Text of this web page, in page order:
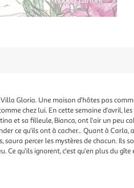
Gloria. Une maison d'hôtes pas
chez lui. En cette semaine d'avril,
et sa filleule, Bianca, ont l'air un peu
ce qu'ils ont à cacher... Quant à
saura percer les mystères de chacun. Ils
Ce qu'ils ignorent, c'est qu'en plus du